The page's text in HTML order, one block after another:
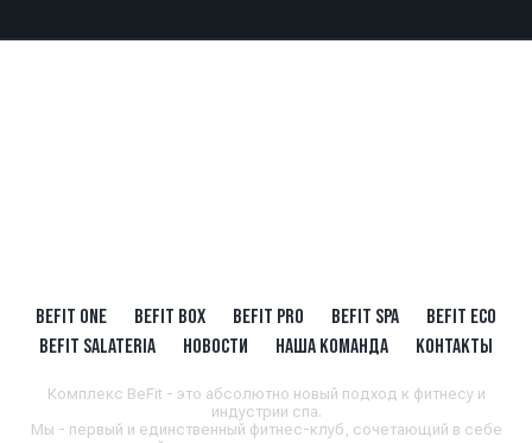
BEFIT ONE BEFIT BOX BEFIT PRO BEFIT SPA
BEFIT ECO
BEFIT SALATERIA
НОВОСТИ НАША КОМАНДА КОНТАКТЫ
Комплекс BeFit - это абсолютно новый подход к фитнесу и
индустрии спа.
Мы - первый и единственный фитнес-клуб, сочетающий в себе